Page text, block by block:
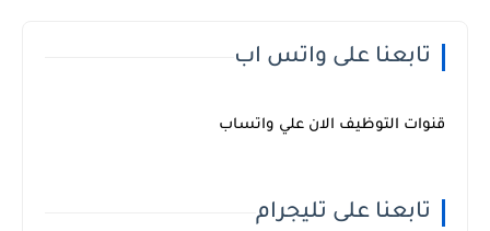
تابعنا على واتس اب
قنوات التوظيف الان علي واتساب
تابعنا على تليجرام